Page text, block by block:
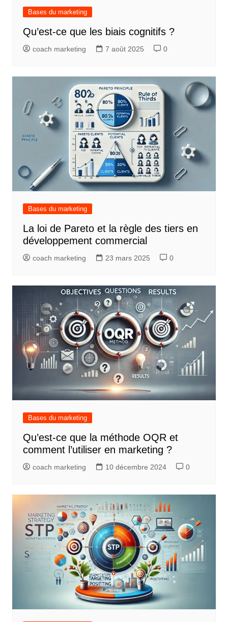
Bases du marketing
Qu’est-ce que les biais cognitifs ?
coach marketing 7 août 2025 0
Bases du marketing
La loi de Pareto et la règle des tiers en
développement commercial
coach marketing 23 mars 2025 0
Bases du marketing
Qu’est-ce que la méthode OQR et
comment l’utiliser en marketing ?
coach marketing 10 décembre 2024 0